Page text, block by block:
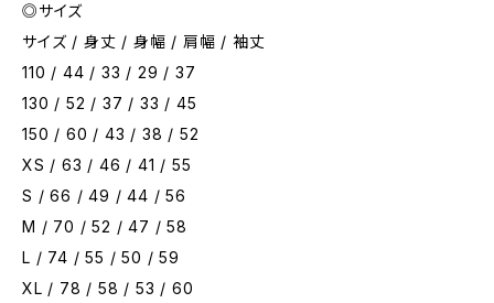
◎サイズ
サイズ / 身丈 / 身幅 / 肩幅 / 袖丈
110 / 44 / 33 / 29 / 37
130 / 52 / 37 / 33 / 45
150 / 60 / 43 / 38 / 52
XS / 63 / 46 / 41 / 55
S / 66 / 49 / 44 / 56
M / 70 / 52 / 47 / 58
L / 74 / 55 / 50 / 59
XL / 78 / 58 / 53 / 60